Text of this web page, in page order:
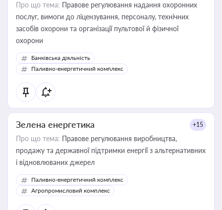
Про що тема: Правове регулювання надання охоронних
послуг, вимоги до ліцензування, персоналу, технічних
засобів охорони та організації пультової й фізичної
охорони
Банківська діяльність
Паливно-енергетичний комплекс
Зелена енергетика +15
Про що тема: Правове регулювання виробництва,
продажу та державної підтримки енергії з альтернативних
і відновлюваних джерел
Паливно-енергетичний комплекс
Агропромисловий комплекс